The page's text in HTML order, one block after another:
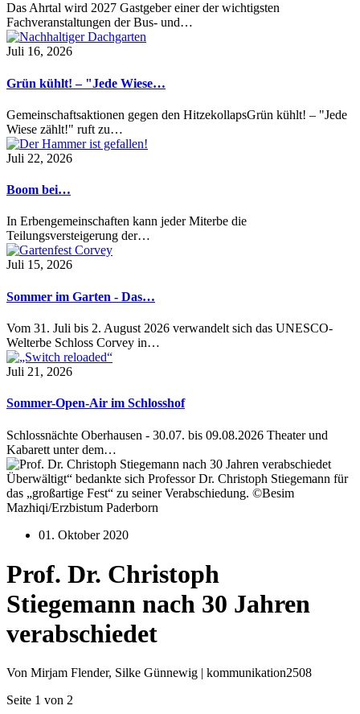
Das Ahrtal wird 2027 Gastgeber einer der wichtigsten
Fachveranstaltungen der Bus- und…
Juli 16, 2026
Grün kühlt! – "Jede Wiese…
Gemeinschaftsaktionen gegen den HitzekollapsGrün kühlt! – "Jede
Wiese zählt!" ruft zu…
Juli 22, 2026
Boom bei…
In Erbengemeinschaften kann jeder Miterbe die
Teilungsversteigerung der…
Juli 15, 2026
Sommer im Garten - Das…
Vom 31. Juli bis 2. August 2026 verwandelt sich das UNESCO-
Welterbe Schloss Corvey in…
Juli 21, 2026
Sommer-Open-Air im Schlosshof
Schlossnächte Oberhausen - 30.07. bis 09.08.2026 Theater und
Kabarett unter dem…
Überwältigt“ bedankte sich Professor Dr. Christoph Stiegemann für
das „großartige Fest“ zu seiner Verabschiedung. ©Besim
Mazhiqi/Erzbistum Paderborn
01. Oktober 2020
Prof. Dr. Christoph
Stiegemann nach 30 Jahren
verabschiedet
Von Mirjam Flender, Silke Günnewig | kommunikation2508
Seite 1 von 2